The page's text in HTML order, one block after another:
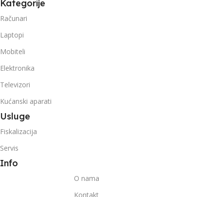
Kategorije
Računari
Laptopi
Mobiteli
Elektronika
Televizori
Kućanski aparati
Usluge
Fiskalizacija
Servis
Info
O nama
Kontakt